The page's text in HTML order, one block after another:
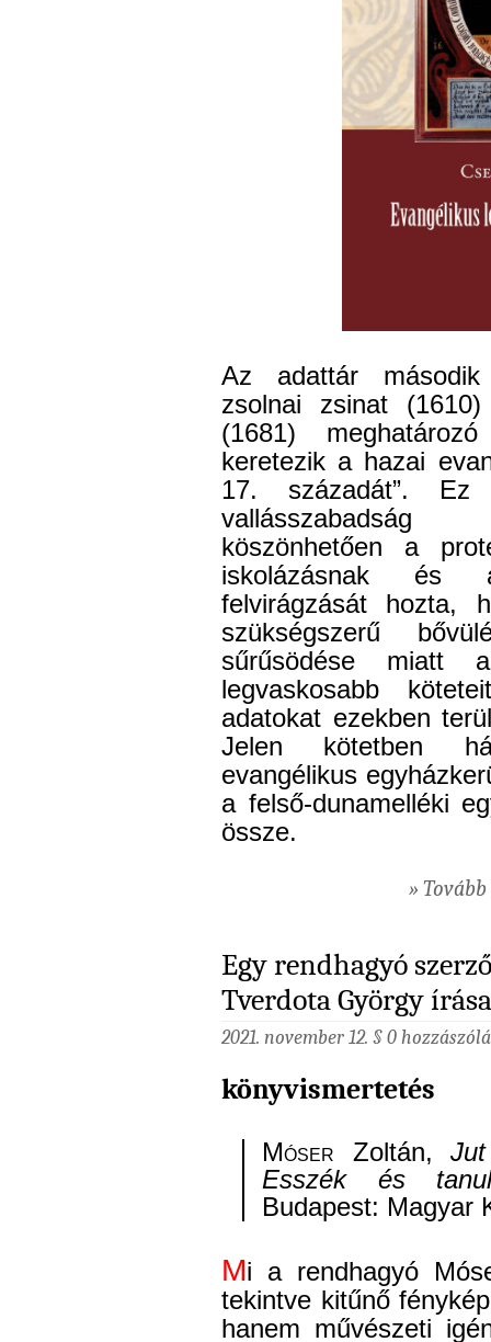
Az adattár
zsolnai zsinat
(1681)
keretezik a hazai
17. századát”.
köszönhetően a
iskolázásnak és
felvirágzását hozta,
szükségszerű
sűrűsödése miatt
legvaskosabb
adatokat ezekben
Jelen kötetben
evangélikus
a felső-dunamelléki
össze.
»
Egy rendhagyó
Tverdota György írása
2021. november 12. § 0
könyvismertetés
Móser Zoltán,
Esszék és
Budapest: Magyar
Mi a rendhagyó
tekintve kitűnő
hanem művészeti